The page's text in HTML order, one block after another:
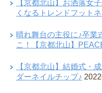
【京都北山】お洒落女
くなるトレンドフット
晴れ舞台の主役に♪卒業
こ！【京都北山】
【京都北山】結婚式・
ダーネイルチップ♪